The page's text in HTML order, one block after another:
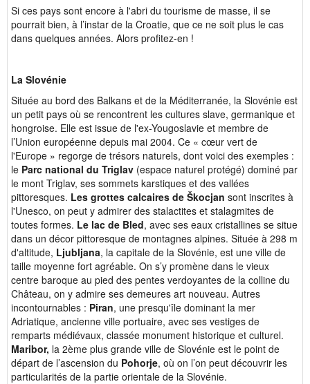
Si ces pays sont encore à l'abri du tourisme de masse, il se
pourrait bien, à l’instar de la Croatie, que ce ne soit plus le cas
dans quelques années. Alors profitez-en !
La Slovénie
Située au bord des Balkans et de la Méditerranée, la Slovénie est
un petit pays où se rencontrent les cultures slave, germanique et
hongroise. Elle est issue de l'ex-Yougoslavie et membre de
l’Union européenne depuis mai 2004. Ce « cœur vert de
l'Europe » regorge de trésors naturels, dont voici des exemples :
le Parc national du Triglav (espace naturel protégé) dominé par
le mont Triglav, ses sommets karstiques et des vallées
pittoresques. Les grottes calcaires de Škocjan sont inscrites à
l'Unesco, on peut y admirer des stalactites et stalagmites de
toutes formes. Le lac de Bled, avec ses eaux cristallines se situe
dans un décor pittoresque de montagnes alpines. Située à 298 m
d'altitude, Ljubljana, la capitale de la Slovénie, est une ville de
taille moyenne fort agréable. On s’y promène dans le vieux
centre baroque au pied des pentes verdoyantes de la colline du
Château, on y admire ses demeures art nouveau. Autres
incontournables : Piran, une presqu'île dominant la mer
Adriatique, ancienne ville portuaire, avec ses vestiges de
remparts médiévaux, classée monument historique et culturel.
Maribor, la 2ème plus grande ville de Slovénie est le point de
départ de l’ascension du Pohorje, où on l’on peut découvrir les
particularités de la partie orientale de la Slovénie.